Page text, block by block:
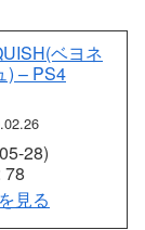
ベヨネ
) – PS4
28)
78
見る